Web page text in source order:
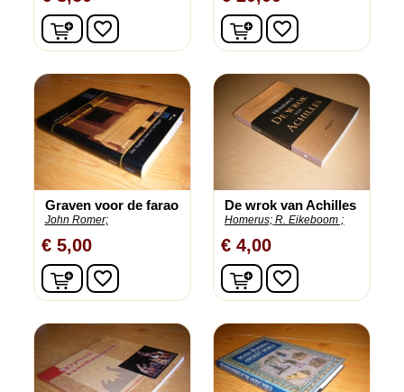
In winkelwagen
favorite_border In winkelwagen
favorite_border
Graven voor de farao
John Romer;
€ 5,00
In winkelwagen
favorite_border
De wrok van Achilles
Homerus; R. Eikeboom ;
€ 4,00
In winkelwagen
favorite_border